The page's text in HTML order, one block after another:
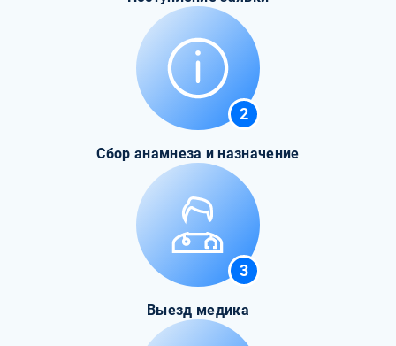
2
Сбор анамнеза и назначение
3
Выезд медика